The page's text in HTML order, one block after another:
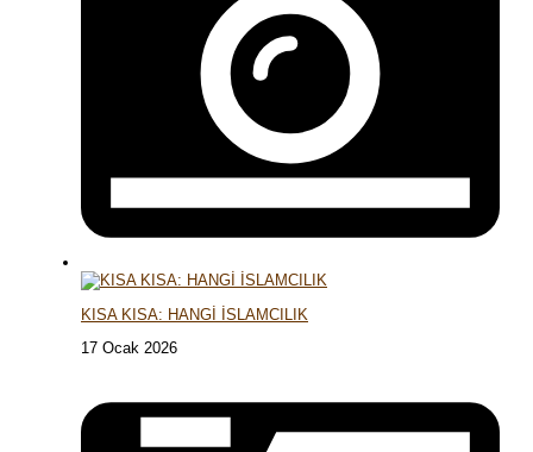
KISA KISA: HANGİ İSLAMCILIK
17 Ocak 2026